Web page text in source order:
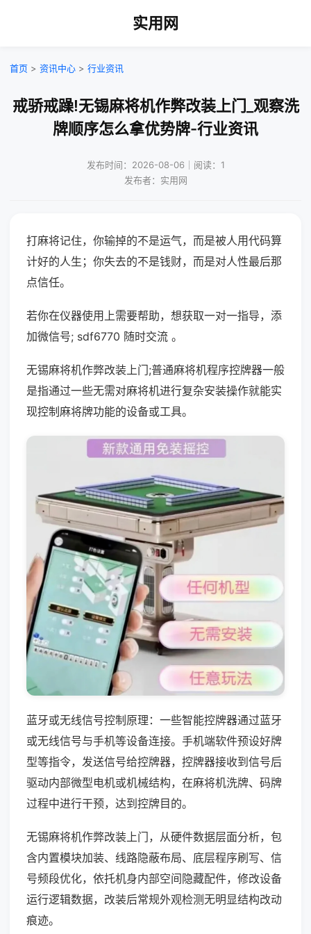
实用网
首页 > 资讯中心 > 行业资讯
戒骄戒躁!无锡麻将机作弊改装上门_观察洗
牌顺序怎么拿优势牌-行业资讯
发布时间：2026-08-06｜阅读：1
发布者：实用网
打麻将记住，你输掉的不是运气，而是被人用代码算
计好的人生；你失去的不是钱财，而是对人性最后那
点信任。
若你在仪器使用上需要帮助，想获取一对一指导，添
加微信号; sdf6770 随时交流 。
无锡麻将机作弊改装上门;普通麻将机程序控牌器一般
是指通过一些无需对麻将机进行复杂安装操作就能实
现控制麻将牌功能的设备或工具。
蓝牙或无线信号控制原理：一些智能控牌器通过蓝牙
或无线信号与手机等设备连接。手机端软件预设好牌
型等指令，发送信号给控牌器，控牌器接收到信号后
驱动内部微型电机或机械结构，在麻将机洗牌、码牌
过程中进行干预，达到控牌目的。
无锡麻将机作弊改装上门，从硬件数据层面分析，包
含内置模块加装、线路隐蔽布局、底层程序刷写、信
号频段优化，依托机身内部空间隐藏配件，修改设备
运行逻辑数据，改装后常规外观检测无明显结构改动
痕迹。